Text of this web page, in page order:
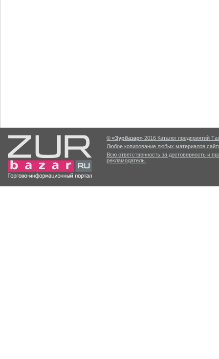
© «Зурбазар» 2016 Каталог предприятий
Любое копирование любых материалов
Всю ответственность за достоверность и
рекламодатель.